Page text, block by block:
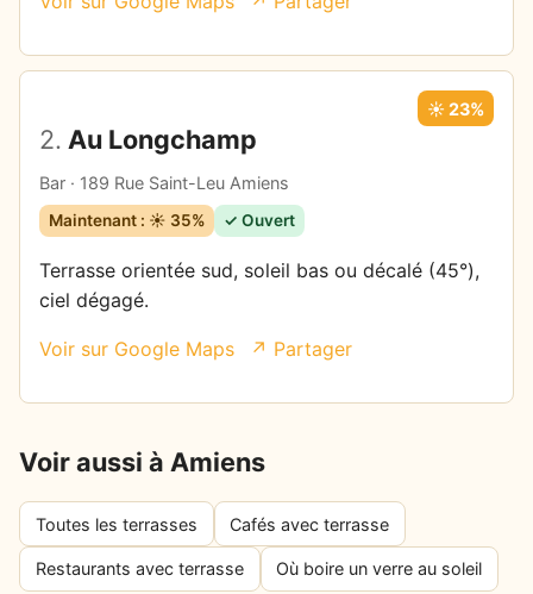
2. Au Longchamp
Bar · 189 Rue Saint-Leu Amiens
☀️ 23%
Maintenant : ☀️ 35% ✓ Ouvert
Terrasse orientée sud, soleil bas ou décalé (45°),
ciel dégagé.
Voir sur Google Maps ↗ Partager
Voir aussi à Amiens
Toutes les terrasses Cafés avec terrasse
Restaurants avec terrasse Où boire un verre au soleil